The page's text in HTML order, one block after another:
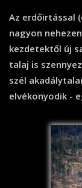
Az erdőirtással
nagyon
kezdetektől új
talaj is
szél
elvékonyodik -